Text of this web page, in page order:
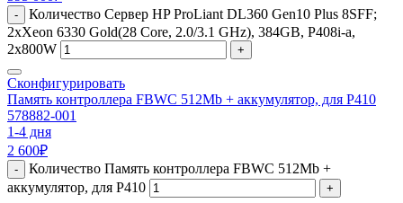
-
Количество Сервер HP ProLiant DL360 Gen10 Plus 8SFF;
2xXeon 6330 Gold(28 Core, 2.0/3.1 GHz), 384GB, P408i-a,
2x800W
+
Сконфигурировать
Память контроллера FBWC 512Mb + аккумулятор, для P410
578882-001
1-4 дня
2 600₽
-
Количество Память контроллера FBWC 512Mb +
аккумулятор, для P410
+